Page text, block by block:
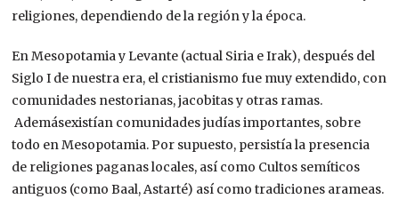
religiones, dependiendo de la región y la época.
En Mesopotamia y Levante (actual Siria e Irak), después del
Siglo I de nuestra era, el cristianismo fue muy extendido, con
comunidades nestorianas, jacobitas y otras ramas.
Ademásexistían comunidades judías importantes, sobre
todo en Mesopotamia. Por supuesto, persistía la presencia
de religiones paganas locales, así como Cultos semíticos
antiguos (como Baal, Astarté) así como tradiciones arameas.